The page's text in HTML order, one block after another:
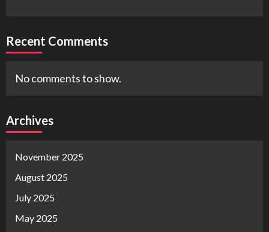
Recent Comments
No comments to show.
Archives
November 2025
August 2025
July 2025
May 2025